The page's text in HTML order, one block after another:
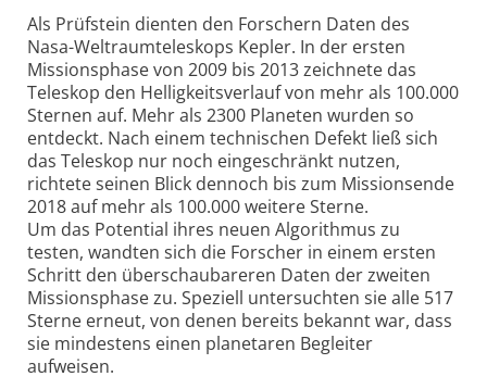
Als Prüfstein dienten den Forschern Daten des
Nasa-Weltraum­teleskops Kepler. In der ersten
Missionsphase von 2009 bis 2013 zeichnete das
Teleskop den Helligkeits­verlauf von mehr als 100.000
Sternen auf. Mehr als 2300 Planeten wurden so
entdeckt. Nach einem technischen Defekt ließ sich
das Teleskop nur noch einge­schränkt nutzen,
richtete seinen Blick dennoch bis zum Missions­ende
2018 auf mehr als 100.000 weitere Sterne.
Um das Potential ihres neuen Algo­rithmus zu
testen, wandten sich die Forscher in einem ersten
Schritt den überschau­bareren Daten der zweiten
Missions­phase zu. Speziell unter­suchten sie alle 517
Sterne erneut, von denen bereits bekannt war, dass
sie mindestens einen planetaren Begleiter
aufweisen.